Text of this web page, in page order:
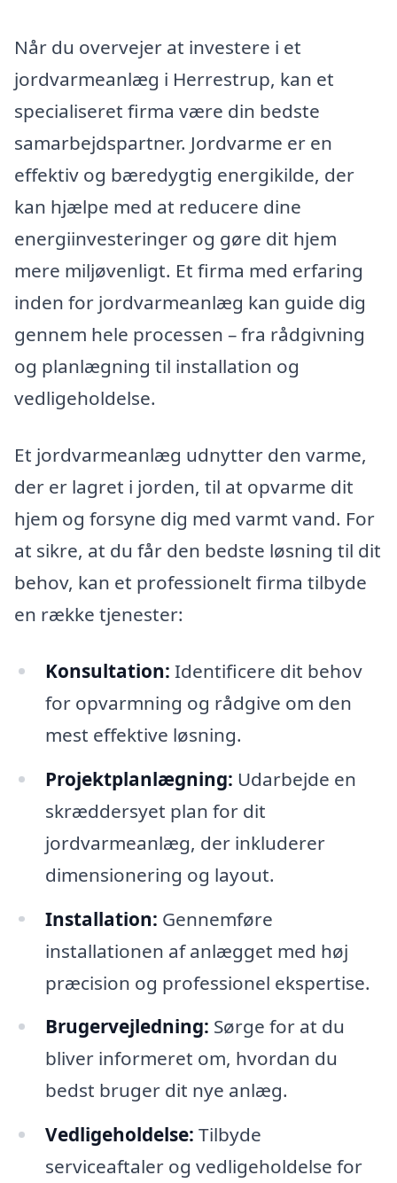
Når du overvejer at investere i et
jordvarmeanlæg i Herrestrup, kan et
specialiseret firma være din bedste
samarbejdspartner. Jordvarme er en
effektiv og bæredygtig energikilde, der
kan hjælpe med at reducere dine
energiinvesteringer og gøre dit hjem
mere miljøvenligt. Et firma med erfaring
inden for jordvarmeanlæg kan guide dig
gennem hele processen – fra rådgivning
og planlægning til installation og
vedligeholdelse.
Et jordvarmeanlæg udnytter den varme,
der er lagret i jorden, til at opvarme dit
hjem og forsyne dig med varmt vand. For
at sikre, at du får den bedste løsning til dit
behov, kan et professionelt firma tilbyde
en række tjenester:
Konsultation: Identificere dit behov
for opvarmning og rådgive om den
mest effektive løsning.
Projektplanlægning: Udarbejde en
skræddersyet plan for dit
jordvarmeanlæg, der inkluderer
dimensionering og layout.
Installation: Gennemføre
installationen af anlægget med høj
præcision og professionel ekspertise.
Brugervejledning: Sørge for at du
bliver informeret om, hvordan du
bedst bruger dit nye anlæg.
Vedligeholdelse: Tilbyde
serviceaftaler og vedligeholdelse for